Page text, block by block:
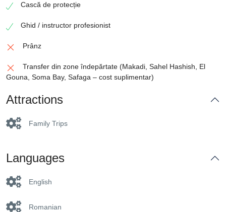
Cască de protecție
Ghid / instructor profesionist
Prânz
Transfer din zone îndepărtate (Makadi, Sahel Hashish, El
Gouna, Soma Bay, Safaga – cost suplimentar)
Attractions
Family Trips
Languages
English
Romanian